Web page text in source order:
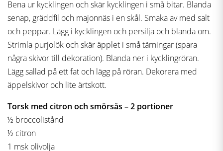
Bena ur kycklingen och skär kycklingen i små bitar. Blanda
senap, gräddfil och majonnäs i en skål. Smaka av med salt
och peppar. Lägg i kycklingen och persilja och blanda om.
Strimla purjolök och skär äpplet i små tärningar (spara
några skivor till dekoration). Blanda ner i kycklingröran.
Lägg sallad på ett fat och lägg på röran. Dekorera med
äppelskivor och lite ärtskott.
Torsk med citron och smörsås – 2 portioner
½ broccolistånd
½ citron
1 msk olivolja